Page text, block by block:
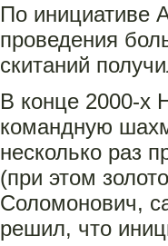
По инициативе
проведения
скитаний
В конце 2000-х
командную
несколько раз
(при этом
Соломонович,
решил, что